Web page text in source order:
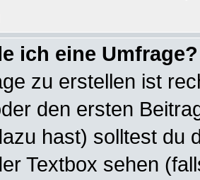
ich eine Umfrage?
zu erstellen ist
den ersten
hast) solltest du
Textbox sehen